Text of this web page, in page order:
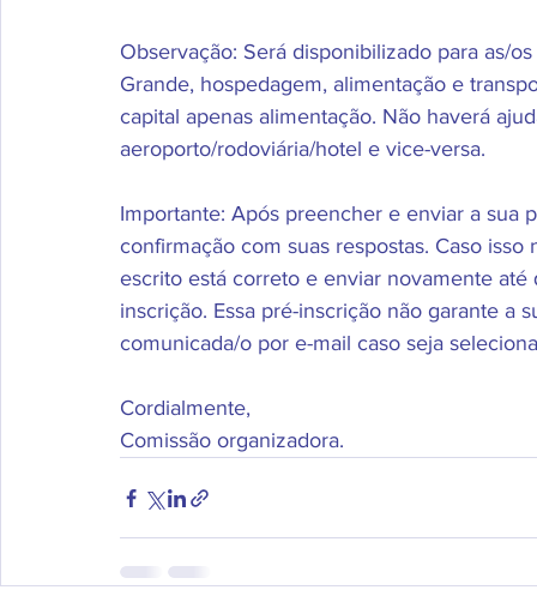
Observação: Será disponibilizado para as/
Grande, hospedagem, alimentação e
capital apenas alimentação. Não haverá
aeroporto/rodoviária/hotel e vice-versa.
Importante: Após preencher e enviar a sua
confirmação com suas respostas. Caso
escrito está correto e enviar novamente
inscrição. Essa pré-inscrição não garante a
comunicada/o por e-mail caso seja
Cordialmente,
Comissão organizadora.